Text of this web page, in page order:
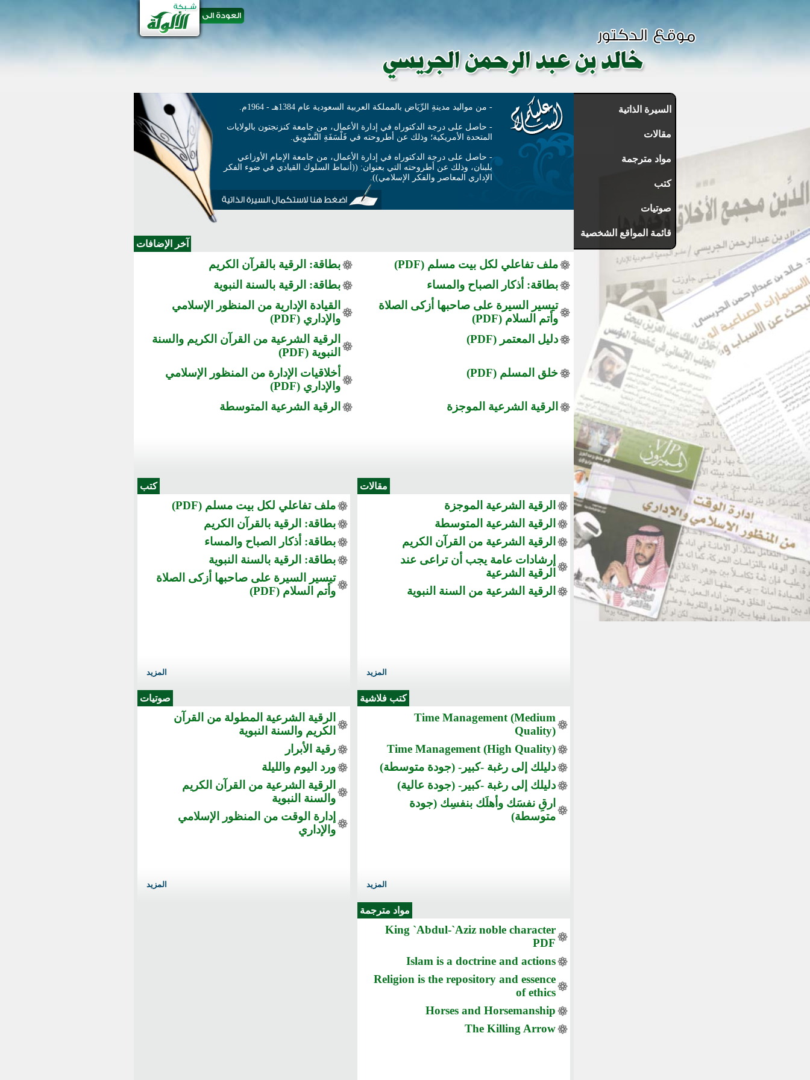
السيرة الذاتية
مقالات
مواد مترجمة
كتب
صوتيات
قائمة المواقع الشخصية
- من مواليد مدينةِ الرِّيَاض بالمملكة العربية السعودية عام 1384هـ - 1964م.
- حاصل على درجة الدكتوراه في إدارة الأعمال، من جامعة كنزنجتون بالولايات
المتحدة الأمريكية؛ وذلك عن أطروحته في فَلْسَفَةِ التَّسْوِيق.
- حاصل على درجة الدكتوراه في إدارة الأعمال، من جامعة الإمام الأوزاعي
بلبنان، وذلك عن أطروحته التي بعنوان: ((أنماط السلوك القيادي في ضوء الفكر
الإداري المعاصر والفكر الإسلامي)).
آخر الإضافات
ملف تفاعلي لكل بيت مسلم (PDF)
بطاقة: الرقية بالقرآن الكريم
بطاقة: أذكار الصباح والمساء
بطاقة: الرقية بالسنة النبوية
تيسير السيرة على صاحبها أزكى الصلاة
وأتم السلام (PDF)
القيادة الإدارية من المنظور الإسلامي
والإداري (PDF)
دليل المعتمر (PDF)
الرقية الشرعية من القرآن الكريم والسنة
النبوية (PDF)
خلق المسلم (PDF)
أخلاقيات الإدارة من المنظور الإسلامي
والإداري (PDF)
الرقية الشرعية الموجزة
الرقية الشرعية المتوسطة
مقالات
الرقية الشرعية الموجزة
الرقية الشرعية المتوسطة
الرقية الشرعية من القرآن الكريم
إرشادات عامة يجب أن تراعى عند
الرقية الشرعية
الرقية الشرعية من السنة النبوية
المزيد
كتب
ملف تفاعلي لكل بيت مسلم (PDF)
بطاقة: الرقية بالقرآن الكريم
بطاقة: أذكار الصباح والمساء
بطاقة: الرقية بالسنة النبوية
تيسير السيرة على صاحبها أزكى الصلاة
وأتم السلام (PDF)
المزيد
كتب فلاشية
Time Management (Medium
Quality)
Time Management (High Quality)
دليلك إلى رغبة -كبير- (جودة متوسطة)
دليلك إلى رغبة -كبير- (جودة عالية)
ارقِ نفسَك وأهلَك بنفسِك (جودة
متوسطة)
المزيد
صوتيات
الرقية الشرعية المطولة من القرآن
الكريم والسنة النبوية
رقية الأبرار
ورد اليوم والليلة
الرقية الشرعية من القرآن الكريم
والسنة النبوية
إدارة الوقت من المنظور الإسلامي
والإداري
المزيد
مواد مترجمة
King `Abdul-`Aziz noble character
PDF
Islam is a doctrine and actions
Religion is the repository and essence
of ethics
Horses and Horsemanship
The Killing Arrow